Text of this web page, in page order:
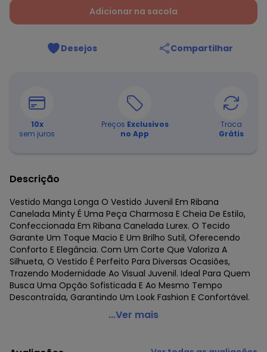
Adicionar na sacola
Desejos Compartilhar
10x
sem juros
Preços Exclusivos
no App
Troca
Grátis
Descrição
Vestido Manga Longa O Vestido Juvenil Em Ribana
Canelada Minty É Uma Peça Charmosa E Cheia De Estilo,
Confeccionada Em Ribana Canelada Lurex. O Tecido
Garante Um Toque Macio E Um Brilho Sutil, Oferecendo
Conforto E Elegância. Com Um Corte Que Valoriza A
Silhueta, O Vestido É Perfeito Para Diversas Ocasiões,
Trazendo Modernidade Ao Visual Juvenil. Ideal Para Quem
Busca Uma Opção Sofisticada E Ao Mesmo Tempo
Descontraída, Garantindo Um Look Fashion E Confortável.
Minty - Vestido Juvenil em Ribana Canelada Rosa
Fornecedor: ROVITEX IND E COM DE MALHAS LTDA / CNPJ
...Ver mais